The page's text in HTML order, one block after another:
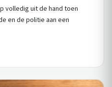
volledig uit de hand toen
en de politie aan een